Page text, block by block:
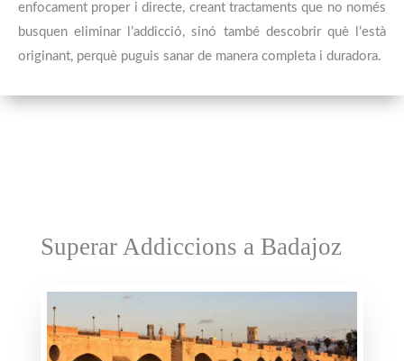
enfocament proper i directe, creant tractaments que no només
busquen eliminar l’addicció, sinó també descobrir què l’està
originant, perquè puguis sanar de manera completa i duradora.
Superar Addiccions a Badajoz